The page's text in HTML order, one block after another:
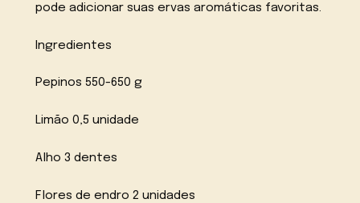
pode adicionar suas ervas aromáticas favoritas.
Ingredientes
Pepinos 550-650 g
Limão 0,5 unidade
Alho 3 dentes
Flores de endro 2 unidades